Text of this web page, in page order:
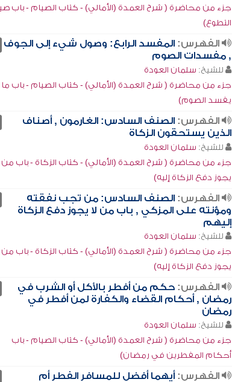
جزء من محاضرة ( شرح العمدة (الأمالي) - كتاب الصيام - باب
التطوع)
الفهرس: المفسد الرابع: وصول شيء إلى الجوف
, مفسدات الصوم
للشيخ: سلمان العودة
جزء من محاضرة ( شرح العمدة (الأمالي) - كتاب الصيام - باب ما
يفسد الصوم)
الفهرس: الصنف السادس: الغارمون , أصناف
الذين يستحقون الزكاة
للشيخ: سلمان العودة
جزء من محاضرة ( شرح العمدة (الأمالي) - كتاب الزكاة - باب من
يجوز دفع الزكاة إليه)
الفهرس: الصنف السادس: من تجب نفقته
ومؤنته على المزكي , باب من لا يجوز دفع الزكاة
إليهم
للشيخ: سلمان العودة
جزء من محاضرة ( شرح العمدة (الأمالي) - كتاب الزكاة - باب من
يجوز دفع الزكاة إليه)
الفهرس: حكم من أفطر بالأكل أو الشرب في
رمضان , أحكام القضاء والكفارة لمن أفطر في
رمضان
للشيخ: سلمان العودة
جزء من محاضرة ( شرح العمدة (الأمالي) - كتاب الصيام - باب
أحكام المفطرين في رمضان)
الفهرس: أيهما أفضل للمسافر الفطر أم